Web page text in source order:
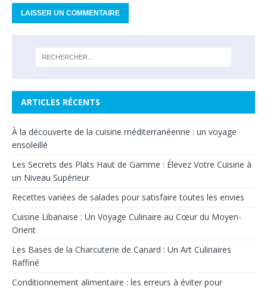
ARTICLES RÉCENTS
À la découverte de la cuisine méditerranéenne : un voyage
ensoleillé
Les Secrets des Plats Haut de Gamme : Élevez Votre Cuisine à
un Niveau Supérieur
Recettes variées de salades pour satisfaire toutes les envies
Cuisine Libanaise : Un Voyage Culinaire au Cœur du Moyen-
Orient
Les Bases de la Charcuterie de Canard : Un Art Culinaires
Raffiné
Conditionnement alimentaire : les erreurs à éviter pour